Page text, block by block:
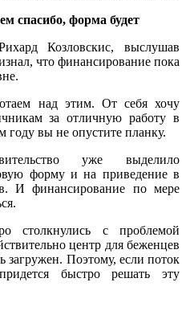
спасибо, форма будет
Козловскис, выслушав
что финансирование пока
над этим. От себя хочу
за отличную работу в
вы не опустите планку.
уже выделило
форму и на приведение в
И финансирование по мере
с проблемой
центр для беженцев
загружен. Поэтому, если поток
быстро решать эту